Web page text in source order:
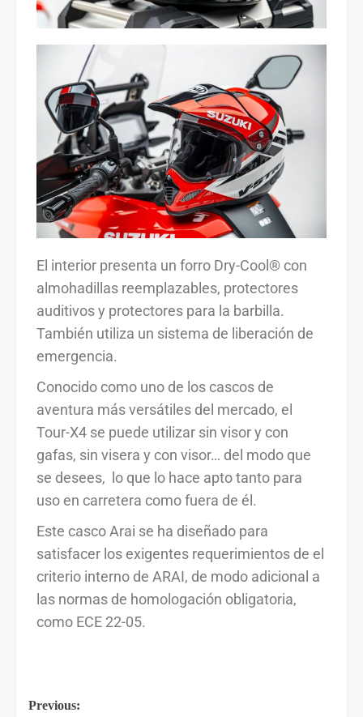
El interior presenta un forro Dry-Cool® con
almohadillas reemplazables, protectores
auditivos y protectores para la barbilla.
También utiliza un sistema de liberación de
emergencia.
Conocido como uno de los cascos de
aventura más versátiles del mercado, el
Tour-X4 se puede utilizar sin visor y con
gafas, sin visera y con visor… del modo que
se desees, lo que lo hace apto tanto para
uso en carretera como fuera de él.
Este casco Arai se ha diseñado para
satisfacer los exigentes requerimientos de el
criterio interno de ARAI, de modo adicional a
las normas de homologación obligatoria,
como ECE 22-05.
Previous: